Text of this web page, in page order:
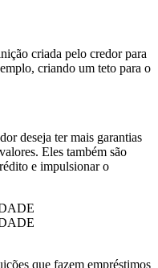
criada pelo credor para
criando um teto para o
deseja ter mais garantias
Eles também são
e impulsionar o
que fazem empréstimos